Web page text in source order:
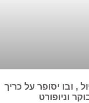
, ובו יסופר על כריך
וניופורט